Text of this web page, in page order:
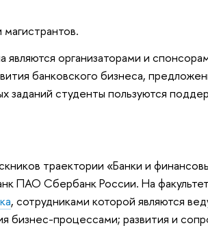
организаторами и
банковского бизнеса,
заданий студенты пользуются
траектории «Банки и
ПАО Сбербанк России. На
, сотрудниками которой являются
бизнес-процессами; развития и